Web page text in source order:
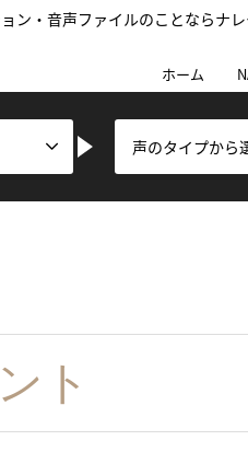
ン・音声ファイルのことならナ
ホーム
声のタイプから
ト